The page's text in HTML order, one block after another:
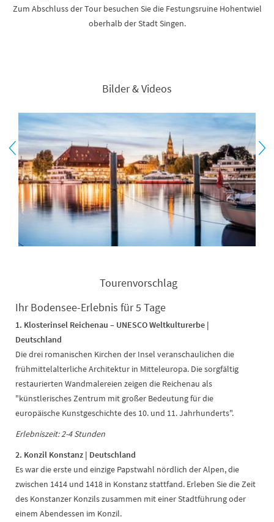
Zum Abschluss der Tour besuchen Sie die Festungsruine Hohentwiel
oberhalb der Stadt Singen.
Bilder & Videos
Tourenvorschlag
Ihr Bodensee-Erlebnis für 5 Tage
1. Klosterinsel Reichenau – UNESCO Weltkulturerbe |
Deutschland
Die drei romanischen Kirchen der Insel veranschaulichen die
frühmittelalterliche Architektur in Mitteleuropa. Die sorgfältig
restaurierten Wandmalereien zeigen die Reichenau als
"künstlerisches Zentrum mit großer Bedeutung für die
europäische Kunstgeschichte des 10. und 11. Jahrhunderts".
Erlebniszeit: 2-4 Stunden
2. Konzil Konstanz | Deutschland
Es war die erste und einzige Papstwahl nördlich der Alpen, die
zwischen 1414 und 1418 in Konstanz stattfand. Erleben Sie die Zeit
des Konstanzer Konzils zusammen mit einer Stadtführung oder
einem Abendessen im Konzil.